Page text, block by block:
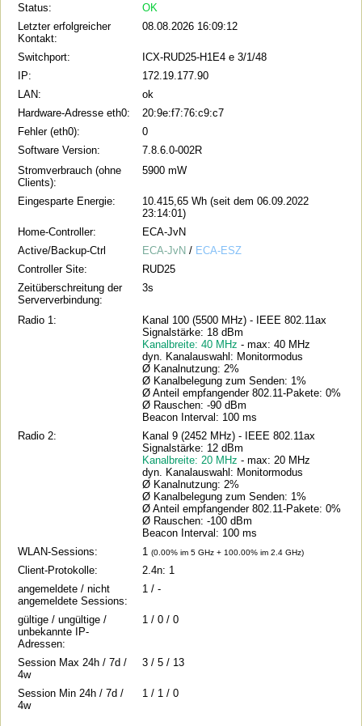
Status:
OK
Letzter erfolgreicher
Kontakt:
08.08.2026 16:09:12
Switchport:
ICX-RUD25-H1E4 e 3/1/48
IP:
172.19.177.90
LAN:
ok
Hardware-Adresse eth0:
20:9e:f7:76:c9:c7
Fehler (eth0):
0
Software Version:
7.8.6.0-002R
Stromverbrauch (ohne
Clients):
5900 mW
Eingesparte Energie:
10.415,65 Wh (seit dem 06.09.2022
23:14:01)
Home-Controller:
ECA-JvN
Active/Backup-Ctrl
ECA-JvN / ECA-ESZ
Controller Site:
RUD25
Zeitüberschreitung der
Serververbindung:
3s
Radio 1:
Kanal 100 (5500 MHz) - IEEE 802.11ax
Signalstärke: 18 dBm
Kanalbreite: 40 MHz- max: 40 MHz
dyn. Kanalauswahl: Monitormodus
Ø Kanalnutzung: 2%
Ø Kanalbelegung zum Senden: 1%
Ø Anteil empfangender 802.11-Pakete: 0%
Ø Rauschen: -90 dBm
Beacon Interval: 100 ms
Radio 2:
Kanal 9 (2452 MHz) - IEEE 802.11ax
Signalstärke: 12 dBm
Kanalbreite: 20 MHz- max: 20 MHz
dyn. Kanalauswahl: Monitormodus
Ø Kanalnutzung: 2%
Ø Kanalbelegung zum Senden: 1%
Ø Anteil empfangender 802.11-Pakete: 0%
Ø Rauschen: -100 dBm
Beacon Interval: 100 ms
WLAN-Sessions:
1(0.00% im 5 GHz + 100.00% im 2.4 GHz)
Client-Protokolle:
2.4n: 1
angemeldete / nicht
angemeldete Sessions:
1 / -
gültige / ungültige /
unbekannte IP-
Adressen:
1 / 0 / 0
Session Max 24h / 7d /
4w
3 / 5 / 13
Session Min 24h / 7d /
4w
1 / 1 / 0